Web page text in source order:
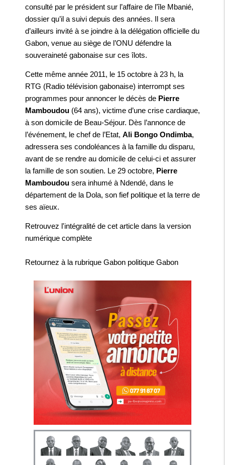
consulté par le président sur l’affaire de l’île Mbanié,
dossier qu’il a suivi depuis des années. Il sera
d’ailleurs invité à se joindre à la délégation officielle du
Gabon, venue au siège de l’ONU défendre la
souveraineté gabonaise sur ces îlots.
Cette même année 2011, le 15 octobre à 23 h, la
RTG (Radio télévision gabonaise) interrompt ses
programmes pour annoncer le décès de Pierre
Mamboudou (64 ans), victime d’une crise cardiaque,
à son domicile de Beau-Séjour. Dès l’annonce de
l’événement, le chef de l’Etat, Ali Bongo Ondimba,
adressera ses condoléances à la famille du disparu,
avant de se rendre au domicile de celui-ci et assurer
la famille de son soutien. Le 29 octobre, Pierre
Mamboudou sera inhumé à Ndendé, dans le
département de la Dola, son fief politique et la terre de
ses aïeux.
Retrouvez l'intégralité de cet article dans la version
numérique complète
Retournez à la rubrique Gabon politique Gabon